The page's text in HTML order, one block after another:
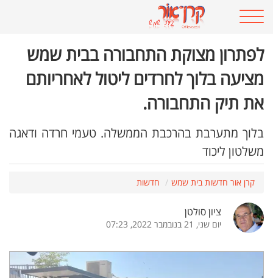
לפתרון מצוקת התחבורה בבית שמש
מציעה בלוך לחרדים ליטול לאחריותם
את תיק התחבורה.
בלוך מתערבת בהרכבת הממשלה. טעמי חרדה ודאגה
משלטון ליכוד
קרן אור חדשות בית שמש חדשות
ציון סולטן
יום שני, 21 בנובמבר 2022, 07:23